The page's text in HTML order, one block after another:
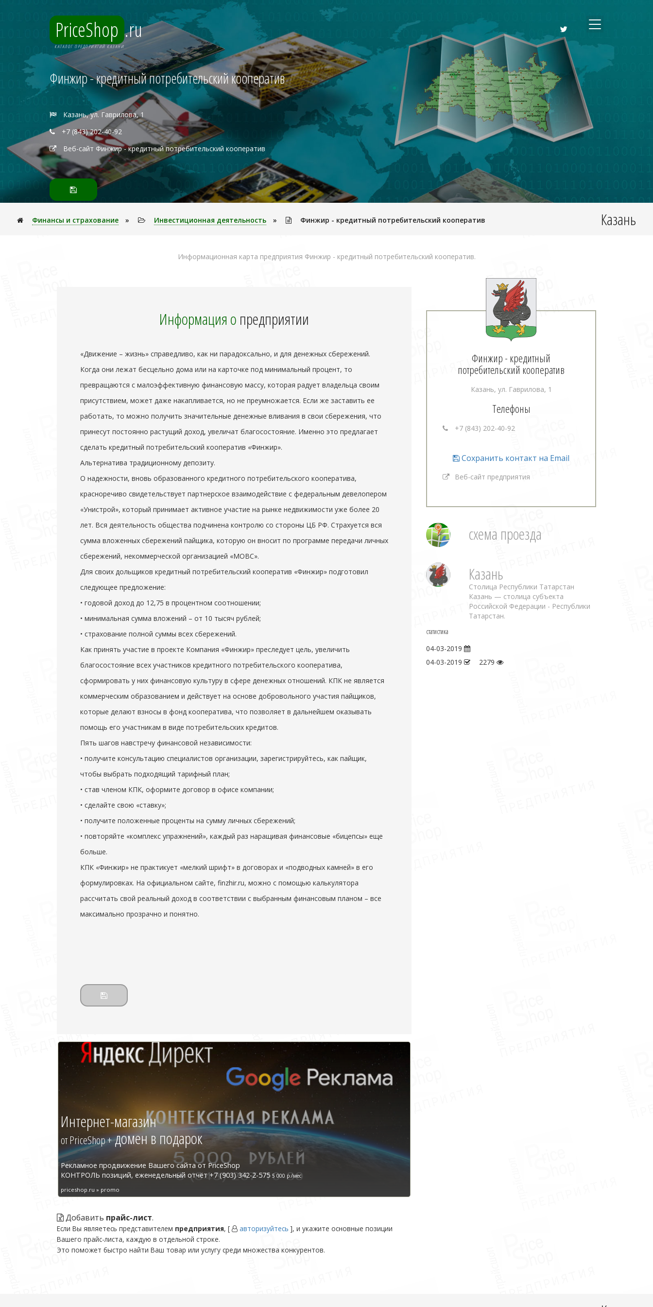
PriceShop .ru
КАТАЛОГ ПРЕДПРИЯТИЙ КАЗАНИ
Финжир - кредитный потребительский кооператив
Казань, ул. Гаврилова, 1
+7 (843) 202-40-92
Веб-сайт Финжир - кредитный потребительский кооператив
Финансы и страхование » Инвестиционная деятельность » Финжир - кредитный потребительский кооператив Казань
Информационная карта предприятия Финжир - кредитный потребительский кооператив.
Информация о предприятии
«Движение – жизнь» справедливо, как ни парадоксально, и для денежных сбережений.
Когда они лежат бесцельно дома или на карточке под минимальный процент, то
превращаются с малоэффективную финансовую массу, которая радует владельца своим
присутствием, может даже накапливается, но не преумножается. Если же заставить ее
работать, то можно получить значительные денежные вливания в свои сбережения, что
принесут постоянно растущий доход, увеличат благосостояние. Именно это предлагает
сделать кредитный потребительский кооператив «Финжир».
Альтернатива традиционному депозиту.
О надежности, вновь образованного кредитного потребительского кооператива,
красноречиво свидетельствует партнерское взаимодействие с федеральным девелопером
«Унистрой», который принимает активное участие на рынке недвижимости уже более 20
лет. Вся деятельность общества подчинена контролю со стороны ЦБ РФ. Страхуется вся
сумма вложенных сбережений пайщика, которую он вносит по программе передачи личных
сбережений, некоммерческой организацией «МОВС».
Для своих дольщиков кредитный потребительский кооператив «Финжир» подготовил
следующее предложение:
• годовой доход до 12,75 в процентном соотношении;
• минимальная сумма вложений – от 10 тысяч рублей;
• страхование полной суммы всех сбережений.
Как принять участие в проекте Компания «Финжир» преследует цель, увеличить
благосостояние всех участников кредитного потребительского кооператива,
сформировать у них финансовую культуру в сфере денежных отношений. КПК не является
коммерческим образованием и действует на основе добровольного участия пайщиков,
которые делают взносы в фонд кооператива, что позволяет в дальнейшем оказывать
помощь его участникам в виде потребительских кредитов.
Пять шагов навстречу финансовой независимости:
• получите консультацию специалистов организации, зарегистрируйтесь, как пайщик,
чтобы выбрать подходящий тарифный план;
• став членом КПК, оформите договор в офисе компании;
• сделайте свою «ставку»;
• получите положенные проценты на сумму личных сбережений;
• повторяйте «комплекс упражнений», каждый раз наращивая финансовые «бицепсы» еще
больше.
КПК «Финжир» не практикует «мелкий шрифт» в договорах и «подводных камней» в его
формулировках. На официальном сайте, finzhir.ru, можно с помощью калькулятора
рассчитать свой реальный доход в соответствии с выбранным финансовым планом – все
максимально прозрачно и понятно.
Интернет-магазин
от PriceShop +домен в подарок
Рекламное продвижение Вашего сайта от PriceShop
КОНТРОЛЬ позиций, еженедельный отчёт +7 (903) 342-2-575 5 000 р./мес
priceshop.ru » promo
Добавить прайс-лист.
Если Вы являетесь представителем предприятия, [ авторизуйтесь ], и укажите основные позиции
Вашего прайс-листа, каждую в отдельной строке.
Это поможет быстро найти Ваш товар или услугу среди множества конкурентов.
Финжир - кредитный
потребительский кооператив
Казань, ул. Гаврилова, 1
Телефоны
+7 (843) 202-40-92
Сохранить контакт на Email
Веб-сайт предприятия
схема проезда
Казань
Столица Республики Татарстан
Казань — столица субъекта
Российской Федерации - Республики
Татарстан.
статистика
04-03-2019
04-03-2019
2279